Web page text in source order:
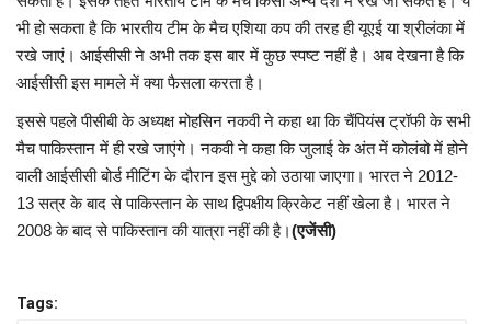
प्रमुख खबर
हेल्थ
Language
English hindi
भी हो सकता है कि भारतीय टीम के मैच एशिया कप की तरह ही यूएई या श्रीलंका में
रखे जाएं। आईसीसी ने अभी तक इस बार में कुछ स्पष्ट नहीं है। अब देखना है कि
आईसीसी इस मामले में क्या फैसला करता है।
इससे पहले पीसीबी के अध्यक्ष मोहसिन नकवी ने कहा था कि चैंपियंस ट्रॉफी के सभी
मैच पाकिस्तान में ही रखे जाएंगे। नकवी ने कहा कि जुलाई के अंत में कोलंबो में होने
वाली आईसीसी बोर्ड मीटिंग के दौरान इस मुद्दे को उठाया जाएगा। भारत ने 2012-
13 सत्र के बाद से पाकिस्तान के साथ द्विपक्षीय क्रिकेट नहीं खेला है। भारत ने
2008 के बाद से पाकिस्तान की यात्रा नहीं की है।(एजेंसी)
Tags: